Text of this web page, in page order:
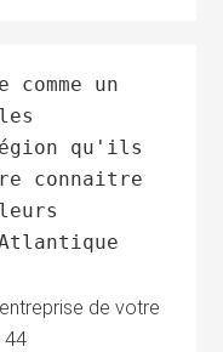
comme un
qu'ils
connaitre
de votre
44